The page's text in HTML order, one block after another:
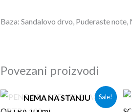
Baza: Sandalovo drvo, Puderaste note,
Povezani proizvodi
Sale!
NEMA NA STANJU
Originalna
cena
Trenutna
cena